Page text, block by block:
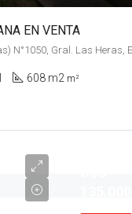
EN VENTA
608 m2 m²